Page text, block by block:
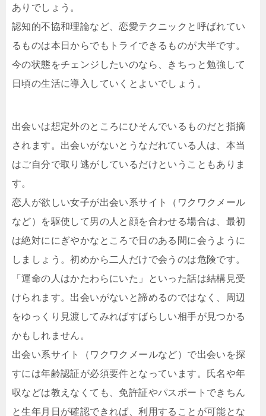
ありでしょう。
認知的不協和理論など、恋愛テクニックと呼ばれてい
るものは本日からでもトライできるものが大半です。
今の状態をチェンジしたいのなら、きちっと勉強して
日頃の生活に導入していくとよいでしょう。
出会いは想定外のところにひそんでいるものだと指摘
されます。出会いがないとうなだれている人は、本当
はご自分で取り逃がしているだけということもありま
す。
恋人が欲しい女子が出会い系サイト（ワクワクメール
など）を駆使して男の人と顔を合わせる場合は、最初
は絶対ににぎやかなところで日のある間に会うように
しましょう。初めから二人だけで会うのは危険です。
「運命の人はかたわらにいた」といった話は結構見受
けられます。出会いがないと諦めるのではなく、周辺
をゆっくり見渡してみればすばらしい相手が見つかる
かもしれません。
出会い系サイト（ワクワクメールなど）で出会いを探
すには年齢認証が必須要件となっています。氏名や年
収などは教えなくても、免許証やパスポートできちん
と生年月日が確認できれば、利用することが可能とな